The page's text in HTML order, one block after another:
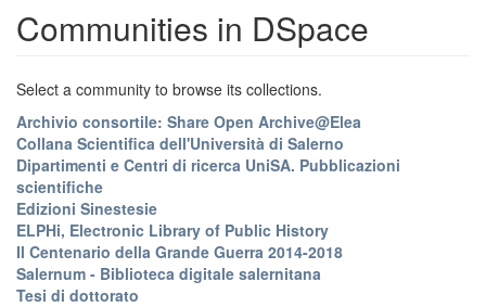
Communities in DSpace
Select a community to browse its collections.
Archivio consortile: Share Open Archive@Elea
Collana Scientifica dell'Università di Salerno
Dipartimenti e Centri di ricerca UniSA. Pubblicazioni
scientifiche
Edizioni Sinestesie
ELPHi, Electronic Library of Public History
Il Centenario della Grande Guerra 2014-2018
Salernum - Biblioteca digitale salernitana
Tesi di dottorato